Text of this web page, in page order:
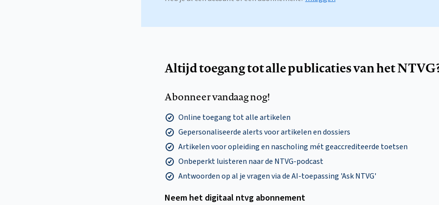
Altijd toegang tot alle publicaties van het
Abonneer vandaag nog!
Online toegang tot alle artikelen
Gepersonaliseerde alerts voor artikelen en dossiers
Artikelen voor opleiding en nascholing mét geaccrediteerde toetsen
Onbeperkt luisteren naar de NTVG-podcast
Antwoorden op al je vragen via de AI-toepassing 'Ask NTVG'
Neem het digitaal ntvg abonnement